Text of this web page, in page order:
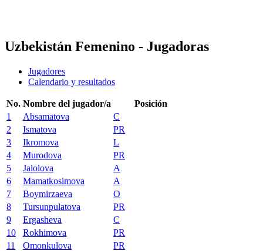
Uzbekistán Femenino - Jugadoras
Jugadores
Calendario y resultados
No. Nombre del jugador/a
Posición
1
Absamatova
C
2
Ismatova
PR
3
Ikromova
L
4
Murodova
PR
5
Jalolova
A
6
Mamatkosimova
A
7
Boymirzaeva
O
8
Tursunpulatova
PR
9
Ergasheva
C
10
Rokhimova
PR
11
Omonkulova
PR